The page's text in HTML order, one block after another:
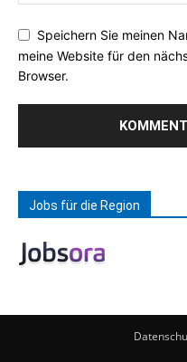
Speichern Sie meinen
meine Website für den
Browser.
Jobs für die Region